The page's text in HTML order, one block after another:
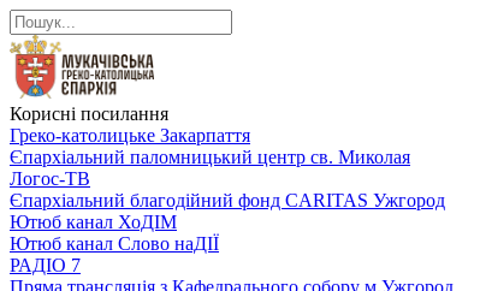
Корисні посилання
Греко-католицьке Закарпаття
Єпархіальний паломницький центр св. Миколая
Логос-ТВ
Єпархіальний благодійний фонд CARITAS Ужгород
Ютюб канал ХоДІМ
Ютюб канал Слово наДІЇ
РАДІО 7